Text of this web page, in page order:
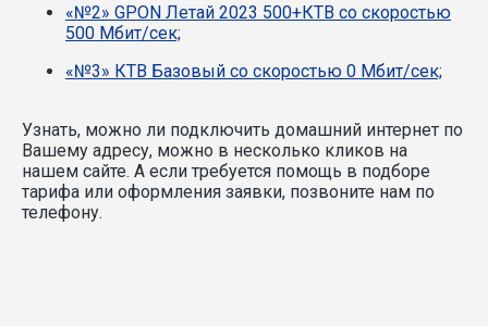
«№2» GPON Летай 2023 500+КТВ со скоростью
500 Мбит/сек;
«№3» КТВ Базовый со скоростью 0 Мбит/сек;
Узнать, можно ли подключить домашний интернет по
Вашему адресу, можно в несколько кликов на
нашем сайте. А если требуется помощь в подборе
тарифа или оформления заявки, позвоните нам по
телефону.